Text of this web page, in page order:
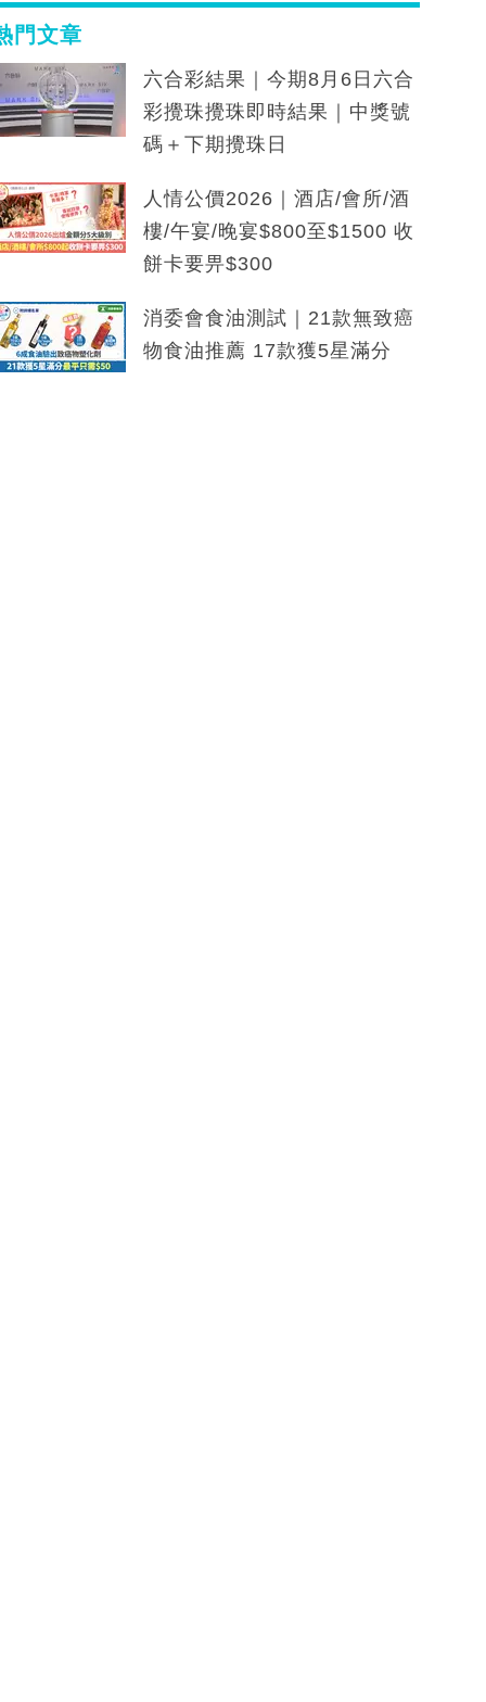
門文章
六合彩結果｜今期8月6日六合
彩攪珠攪珠即時結果｜中獎號
碼＋下期攪珠日
人情公價2026｜酒店/會所/酒
樓/午宴/晚宴$800至$1500 收
餅卡要畀$300
消委會食油測試｜21款無致癌
物食油推薦 17款獲5星滿分